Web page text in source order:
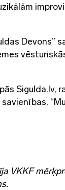
Devons”
Sigulda.lv,
VKKF